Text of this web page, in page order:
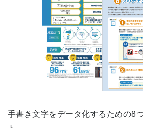
手書き文字をデータ化するための8